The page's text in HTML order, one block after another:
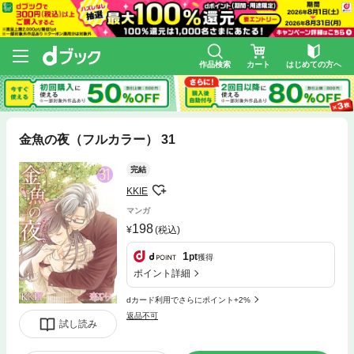
作品検索 カート はじめての方へ
金魚の夜（フルカラー） 31
試し読み
完結
KKIE
マンガ
198(税込)
1pt獲得
ポイント詳細
dカード利用でさらにポイント+2%
返品不可